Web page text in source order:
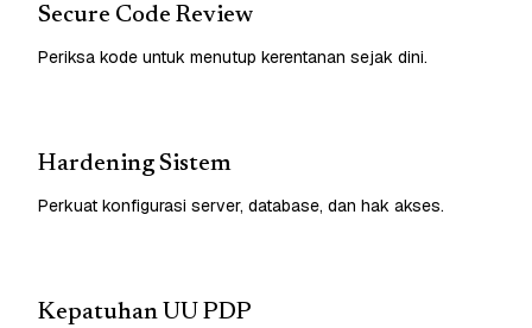
Secure Code Review
Periksa kode untuk menutup kerentanan sejak dini.
Hardening Sistem
Perkuat konfigurasi server, database, dan hak akses.
Kepatuhan UU PDP